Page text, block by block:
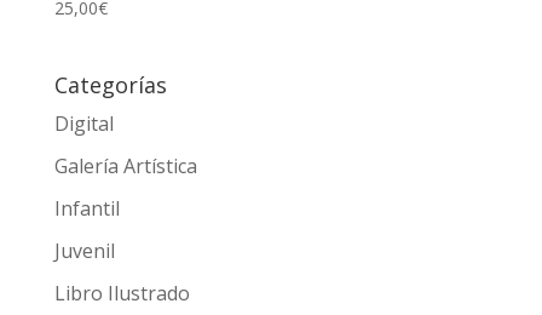
25,00€
Categorías
Digital
Galería Artística
Infantil
Juvenil
Libro Ilustrado